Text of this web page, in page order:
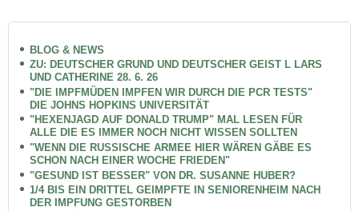
BLOG & NEWS
ZU: DEUTSCHER GRUND UND DEUTSCHER GEIST L LARS
UND CATHERINE 28. 6. 26
"DIE IMPFMÜDEN IMPFEN WIR DURCH DIE PCR TESTS"
DIE JOHNS HOPKINS UNIVERSITÄT
"HEXENJAGD AUF DONALD TRUMP" MAL LESEN FÜR
ALLE DIE ES IMMER NOCH NICHT WISSEN SOLLTEN
"WENN DIE RUSSISCHE ARMEE HIER WÄREN GÄBE ES
SCHON NACH EINER WOCHE FRIEDEN"
"GESUND IST BESSER" VON DR. SUSANNE HUBER?
1/4 BIS EIN DRITTEL GEIMPFTE IN SENIORENHEIM NACH
DER IMPFUNG GESTORBEN